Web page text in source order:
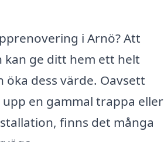
i Arnö? Att
ge ditt hem ett helt
öka dess värde. Oavsett
en gammal trappa eller
finns det många